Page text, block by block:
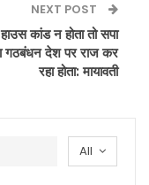
NEXT POST
कांड न होता तो सपा
गठबंधन देश पर राज कर
रहा होता: मायावती
All